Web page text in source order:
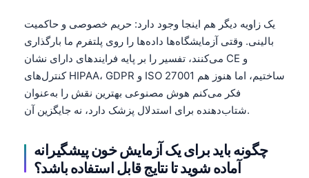
یک زاویه دیگر هم اینجا وجود دارد: حریم خصوصی و حاکمیت
بالینی. وقتی آزمایشگاه‌ها داده‌ها را روی پلتفرم ما بارگذاری
می‌کنند، تفسیر را بر پایه فرایندهای دارای نشان CE و
کنترل‌های HIPAA، GDPR و ISO 27001 ساختیم، اما هنوز هم
فکر می‌کنم هوش مصنوعی بهترین نقش را به‌عنوان
شتاب‌دهنده برای استدلال پزشک دارد، نه جایگزین آن.
چگونه باید برای یک آزمایش خون پیشگیرانه
آماده شوید تا نتایج قابل استفاده باشد؟
Română
简体中文
Dansk
Nederlands
हिन्दी
Bahasa Indonesia